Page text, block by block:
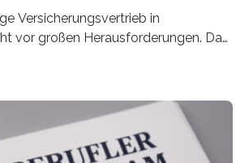
Versicherungsvertrieb in
vor großen Herausforderungen. Das
und Prof. Dr. Lukas Linnenbrink
Deutscher Versicherungskaufleute e.V.
Die Studie basiert auf den
selbstständigen